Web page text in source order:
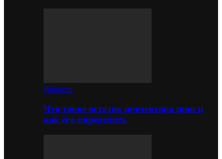
Новости
Что такое остаток протектора шин и
как его определить